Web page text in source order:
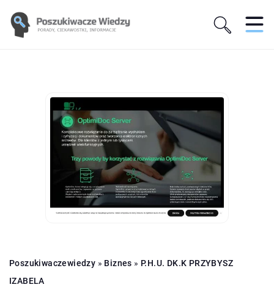
Poszukiwaczewiedzy » Biznes » P.H.U. DK.K PRZYBYSZ
IZABELA